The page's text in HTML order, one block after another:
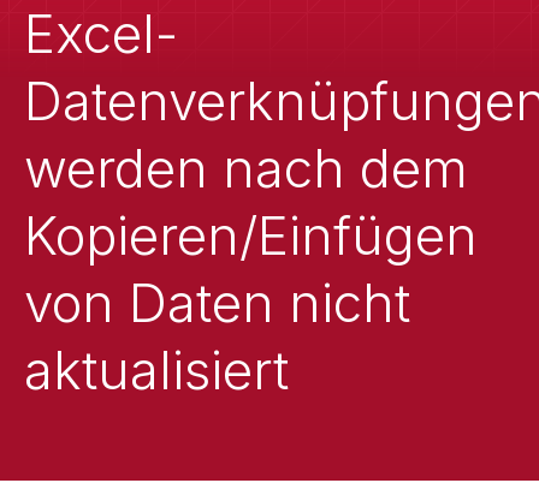
Excel-
werden nach dem
Kopieren/Einfügen
von Daten nicht
aktualisiert